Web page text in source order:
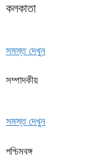
কলকাতা
সমস্ত দেখুন
সম্পাদকীয়
সমস্ত দেখুন
পশ্চিমবঙ্গ